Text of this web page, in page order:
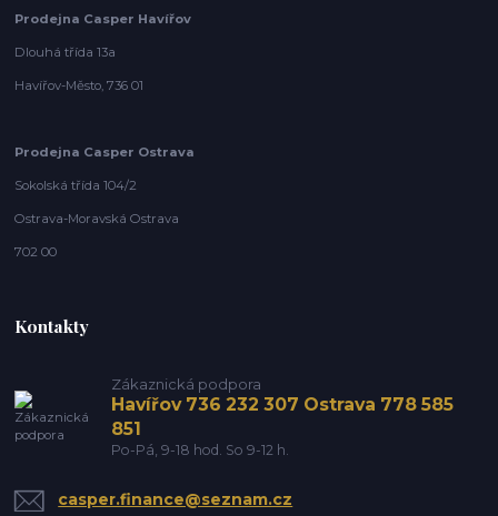
Prodejna Casper Havířov
Dlouhá třída 13a
Havířov-Město, 736 01
Prodejna Casper Ostrava
Sokolská třída 104/2
Ostrava-Moravská Ostrava
702 00
Kontakty
Zákaznická podpora
Havířov 736 232 307 Ostrava 778 585
851
Po-Pá, 9-18 hod. So 9-12 h.
casper.finance@seznam.cz